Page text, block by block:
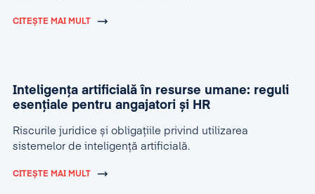
CITEȘTE MAI MULT
Inteligența artificială în resurse umane: reguli
esențiale pentru angajatori și HR
Riscurile juridice și obligațiile privind utilizarea
sistemelor de inteligență artificială.
CITEȘTE MAI MULT